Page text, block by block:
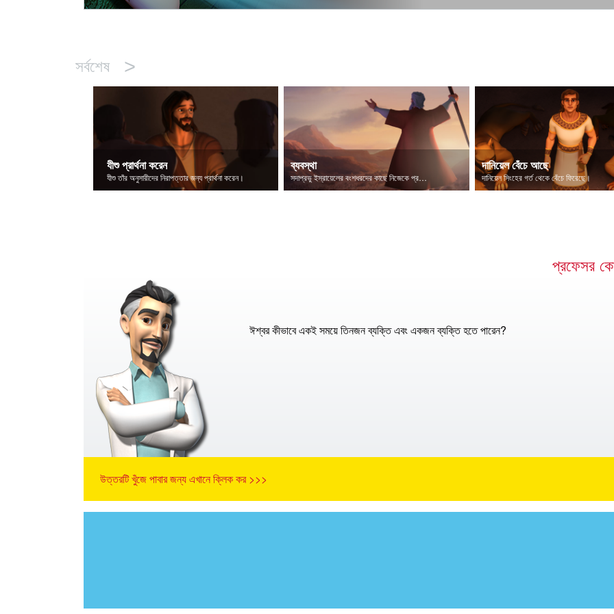
সর্বশেষ >
যীশু প্রার্থনা করেন
যীশু তাঁর অনুসারীদের নিরাপত্তার জন্য প্রার্থনা করেন।
ব্যবস্থা
সদাপ্রভু ইস্রায়েলের বংশধরদের কাছে নিজেকে প্রকাশ করলেন
দানিয়েল বেঁচে আছে
দানিয়েল সিংহের গর্ত থেকে বেঁচে ফিরেছে।
প্রফেসর
ঈশ্বর কীভাবে একই সময়ে তিনজন ব্যক্তি এবং একজন ব্যক্তি হতে পারেন?
উত্তরটি খুঁজে পাবার জন্য এখানে ক্লিক কর >>>